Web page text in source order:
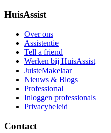
HuisAssist
Over ons
Assistentie
Tell a friend
Werken bij HuisAssist
JuisteMakelaar
Nieuws & Blogs
Professional
Inloggen professionals
Privacybeleid
Contact